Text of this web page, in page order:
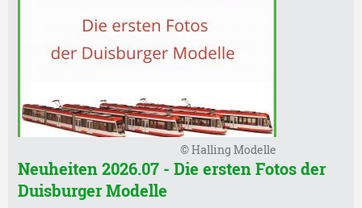
© Halling Modelle
Neuheiten 2026.07 - Die ersten Fotos der
Duisburger Modelle